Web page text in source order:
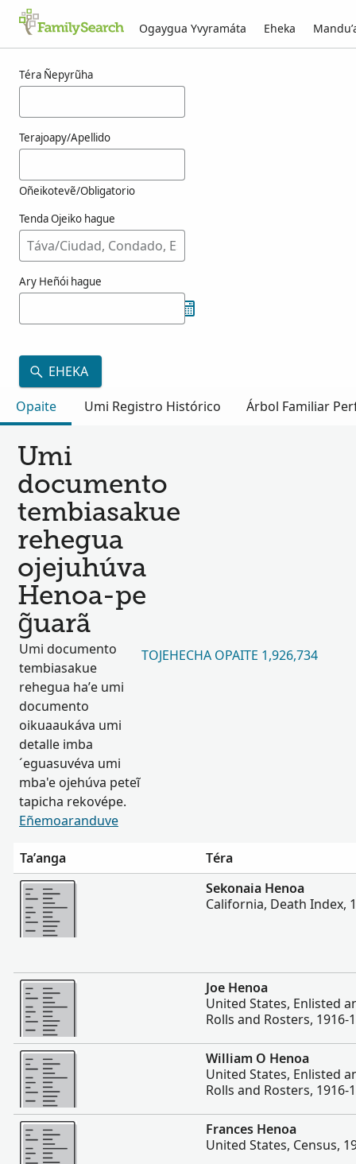
Ogaygua Yvyramáta Eheka
Téra Ñepyrũha
Terajoapy/Apellido
Oñeikotevẽ/Obligatorio
Tenda Ojeiko hague
Ary Heñói hague
EHEKA
Opaite
Umi Registro Histórico Árbol Familiar
Umi
documento
tembiasakue
rehegua
ojejuhúva
Henoa-pe
g̃uarã
Umi documento
tembiasakue
rehegua ha’e umi
documento
oikuaaukáva umi
detalle imba
´eguasuvéva umi
mba'e ojehúva peteĩ
tapicha rekovépe.
Eñemoaranduve
TOJEHECHA OPAITE 1,926,734
Ta’anga
Téra
Hetave
Sekonaia Henoa
California, Death Index,
Hetave
Joe Henoa
United States, Enlisted
Rolls and Rosters, 1916-
Hetave
William O Henoa
United States, Enlisted
Rolls and Rosters, 1916-
Hetave
Frances Henoa
United States, Census,